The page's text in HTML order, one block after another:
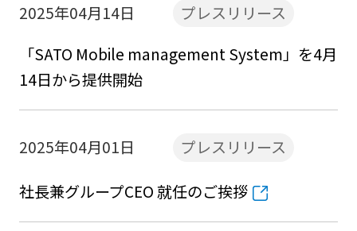
2025年04月14日
プレスリリース
「SATO Mobile management System」を4月
14日から提供開始
2025年04月01日
プレスリリース
社長兼グループCEO 就任のご挨拶